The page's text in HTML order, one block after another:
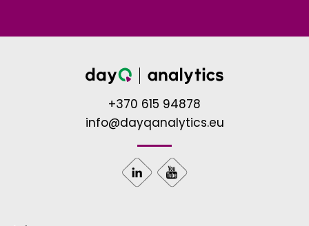
+370 615 94878
info@dayqanalytics.eu